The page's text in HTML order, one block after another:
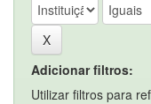
Adicionar filtros:
Utilizar filtros para